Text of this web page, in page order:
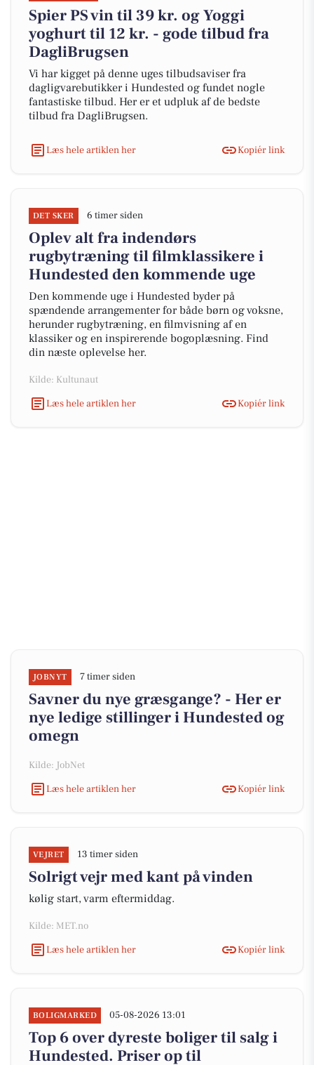
Spier PS vin til 39 kr. og Yoggi
yoghurt til 12 kr. - gode tilbud fra
DagliBrugsen
Vi har kigget på denne uges tilbudsaviser fra
dagligvarebutikker i Hundested og fundet nogle
fantastiske tilbud. Her er et udpluk af de bedste
tilbud fra DagliBrugsen.
Læs hele artiklen her Kopiér link
DET SKER 6 timer siden
Oplev alt fra indendørs
rugbytræning til filmklassikere i
Hundested den kommende uge
Den kommende uge i Hundested byder på
spændende arrangementer for både børn og voksne,
herunder rugbytræning, en filmvisning af en
klassiker og en inspirerende bogoplæsning. Find
din næste oplevelse her.
Kilde: Kultunaut
Læs hele artiklen her
Kopiér link
JOBNYT 7 timer siden
Savner du nye græsgange? - Her er
nye ledige stillinger i Hundested og
omegn
Kilde: JobNet
Læs hele artiklen her
Kopiér link
VEJRET 13 timer siden
Solrigt vejr med kant på vinden
kølig start, varm eftermiddag.
Kilde: MET.no
Læs hele artiklen her
Kopiér link
BOLIGMARKED 05-08-2026 13:01
Top 6 over dyreste boliger til salg i
Hundested. Priser op til